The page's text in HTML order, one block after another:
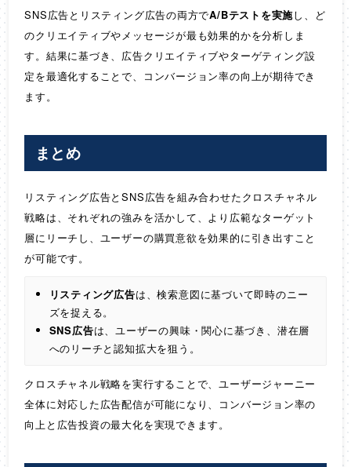
SNS広告とリスティング広告の両方でA/Bテストを実施し、ど
のクリエイティブやメッセージが最も効果的かを分析しま
す。結果に基づき、広告クリエイティブやターゲティング設
定を最適化することで、コンバージョン率の向上が期待でき
ます。
まとめ
リスティング広告とSNS広告を組み合わせたクロスチャネル
戦略は、それぞれの強みを活かして、より広範なターゲット
層にリーチし、ユーザーの購買意欲を効果的に引き出すこと
が可能です。
リスティング広告は、検索意図に基づいて即時のニー
ズを捉える。
SNS広告は、ユーザーの興味・関心に基づき、潜在層
へのリーチと認知拡大を狙う。
クロスチャネル戦略を実行することで、ユーザージャーニー
全体に対応した広告配信が可能になり、コンバージョン率の
向上と広告投資の最大化を実現できます。